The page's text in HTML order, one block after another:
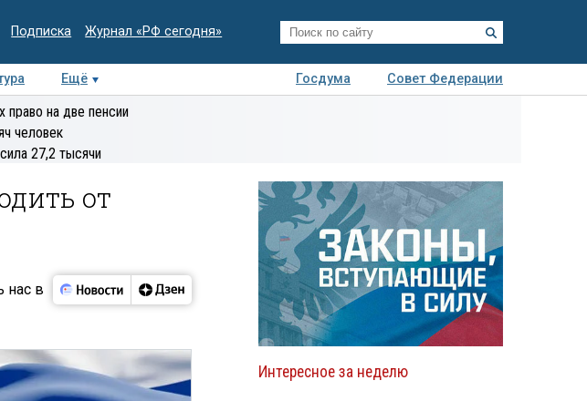
Подписка Журнал «РФ сегодня»
Ещё Госдума
Совет Федерации
Колумнисты
Деловая
на две пенсии
человек
27,2 тысячи
от
нас в
Интересное за неделю